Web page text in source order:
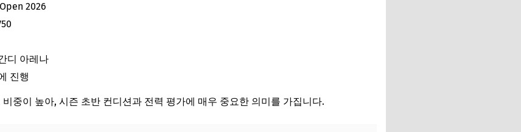
2026
디 아레나
진행
중이 높아, 시즌 초반 컨디션과 전력 평가에 매우 중요한 의미를 가집니다.